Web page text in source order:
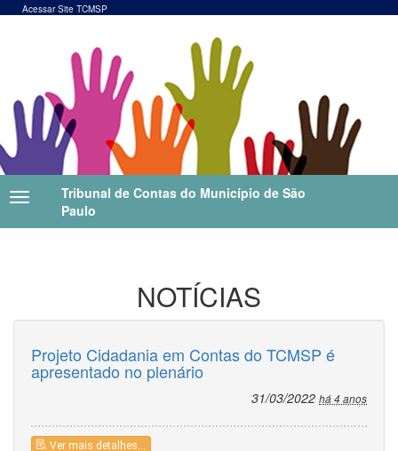
Acessar Site TCMSP
Tribunal de Contas do Município de São
Paulo
NOTÍCIAS